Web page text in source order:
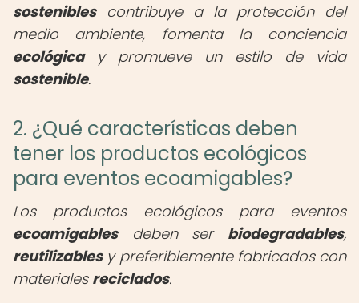
sosteniblescontribuye a la protección del
medio ambiente, fomenta la conciencia
ecológicay promueve un estilo de vida
sostenible.
2. ¿Qué características deben
tener los productos ecológicos
para eventos ecoamigables?
Los productos ecológicos para eventos
ecoamigablesdeben ser biodegradables,
reutilizablesy preferiblemente fabricados con
materiales reciclados.